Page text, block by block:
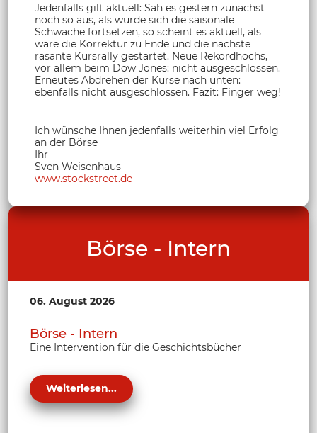
Jedenfalls gilt aktuell: Sah es gestern zunächst
noch so aus, als würde sich die saisonale
Schwäche fortsetzen, so scheint es aktuell, als
wäre die Korrektur zu Ende und die nächste
rasante Kursrally gestartet. Neue Rekordhochs,
vor allem beim Dow Jones: nicht ausgeschlossen.
Erneutes Abdrehen der Kurse nach unten:
ebenfalls nicht ausgeschlossen. Fazit: Finger weg!
Ich wünsche Ihnen jedenfalls weiterhin viel Erfolg
an der Börse
Ihr
Sven Weisenhaus
www.stockstreet.de
Börse - Intern
06. August 2026
Börse - Intern
Eine Intervention für die Geschichtsbücher
Weiterlesen...